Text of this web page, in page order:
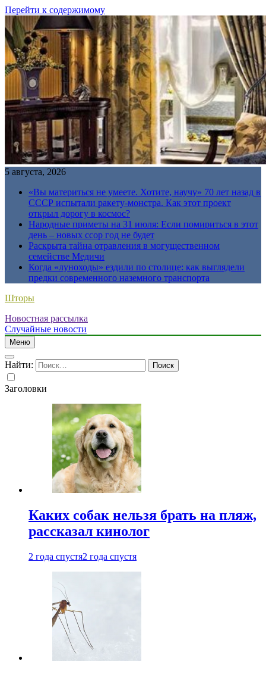
Перейти к содержимому
5 августа, 2026
«Вы материться не умеете. Хотите, научу» 70 лет назад в
СССР испытали ракету-монстра. Как этот проект
открыл дорогу в космос?
Народные приметы на 31 июля: Если помириться в этот
день – новых ссор год не будет
Раскрыта тайна отравления в могущественном
семействе Медичи
Когда «луноходы» ездили по столице: как выглядели
предки современного наземного транспорта
Шторы
Новостная рассылка
Случайные новости
Меню
Найти:
Заголовки
Каких собак нельзя брать на пляж,
рассказал кинолог
2 года спустя2 года спустя